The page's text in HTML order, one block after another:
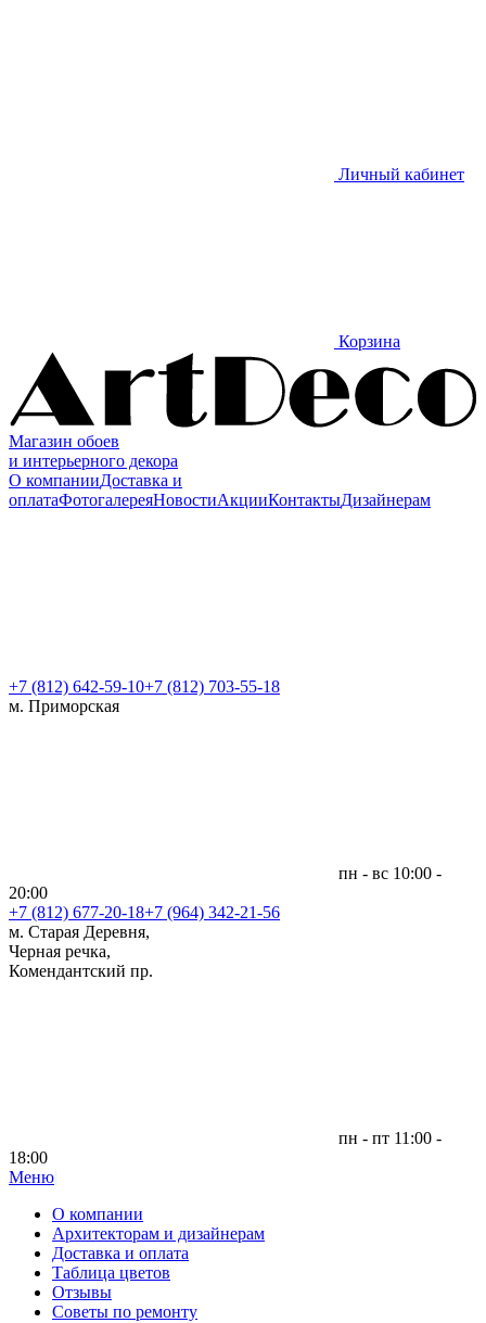
Личный кабинет
Корзина
Магазин обоев
и интерьерного декора
О компанииДоставка и
оплатаФотогалереяНовостиАкцииКонтактыДизайнерам
+7 (812) 642-59-10+7 (812) 703-55-18
м. Приморская
пн - вс 10:00 -
20:00
+7 (812) 677-20-18+7 (964) 342-21-56
м. Старая Деревня,
Черная речка,
Комендантский пр.
пн - пт 11:00 -
18:00
Меню|
О компании
Архитекторам и дизайнерам
Доставка и оплата
Таблица цветов
Отзывы
Советы по ремонту